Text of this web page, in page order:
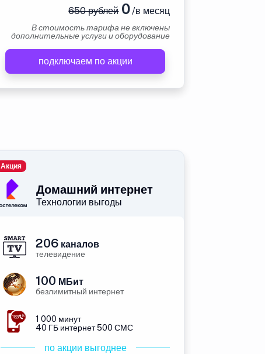
650 рублей0/в месяц
В стоимость тарифа не включены
дополнительные услуги и оборудование
подключаем по акции
Домашний интернет
Технологии выгоды
Акция
206 каналов
телевидение
100 МБит
безлимитный интернет
1 000 минут
40 ГБ интернет 500 СМС
по акции выгоднее